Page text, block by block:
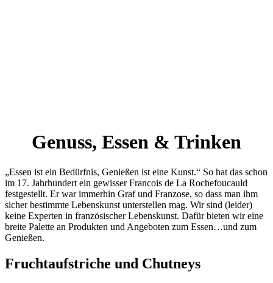
Genuss, Essen & Trinken
„Essen ist ein Bedürfnis, Genießen ist eine Kunst.“ So hat das schon
im 17. Jahrhundert ein gewisser Francois de La Rochefoucauld
festgestellt. Er war immerhin Graf und Franzose, so dass man ihm
sicher bestimmte Lebenskunst unterstellen mag. Wir sind (leider)
keine Experten in französischer Lebenskunst. Dafür bieten wir eine
breite Palette an Produkten und Angeboten zum Essen…und zum
Genießen.
Fruchtaufstriche und Chutneys